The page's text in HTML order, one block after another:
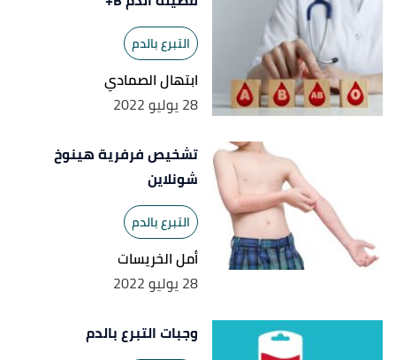
Retrieved 4/7/2022. Edited.
التبرع بالدم
ابتهال الصمادي
28 يوليو 2022
تشخيص فرفرية هينوخ
شونلاين
التبرع بالدم
أمل الخريسات
28 يوليو 2022
وجبات التبرع بالدم